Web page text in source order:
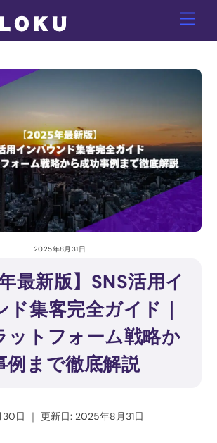
2025年8月31日
最新版】SNS活用イ
ド集客完全ガイド｜
ットフォーム戦略か
例まで徹底解説
30日 ｜更新日: 2025年8月31日